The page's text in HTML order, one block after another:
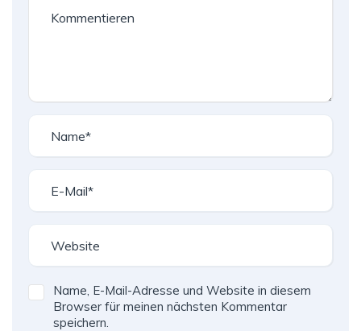
Name, E-Mail-Adresse und Website in diesem
Browser für meinen nächsten Kommentar
speichern.